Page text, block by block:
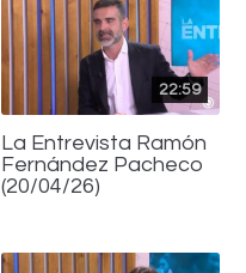
22:59
La Entrevista Ramón
Fernández Pacheco
(20/04/26)